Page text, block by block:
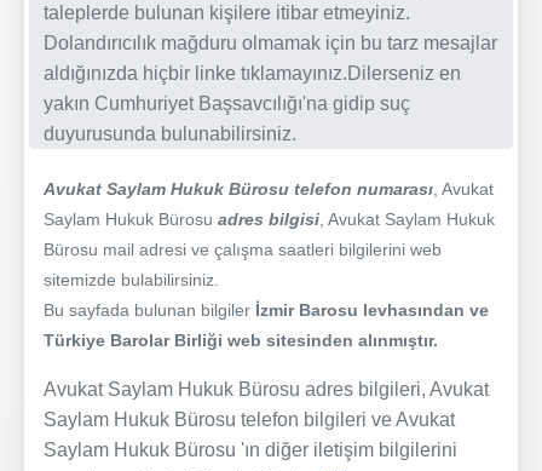
taleplerde bulunan kişilere itibar etmeyiniz.
Dolandırıcılık mağduru olmamak için bu tarz mesajlar
aldığınızda hiçbir linke tıklamayınız.Dilerseniz en
yakın Cumhuriyet Başsavcılığı'na gidip suç
duyurusunda bulunabilirsiniz.
Avukat Saylam Hukuk Bürosu telefon numarası , Avukat
Saylam Hukuk Bürosu adres bilgisi , Avukat Saylam Hukuk
Bürosu mail adresi ve çalışma saatleri bilgilerini web
sitemizde bulabilirsiniz.
Bu sayfada bulunan bilgiler İzmir Barosu levhasından ve
Türkiye Barolar Birliği web sitesinden alınmıştır.
Avukat Saylam Hukuk Bürosu adres bilgileri, Avukat
Saylam Hukuk Bürosu telefon bilgileri ve Avukat
Saylam Hukuk Bürosu 'ın diğer iletişim bilgilerini